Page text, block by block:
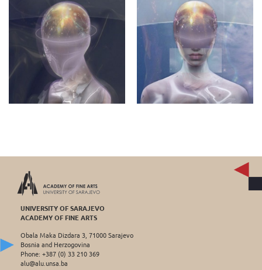
UNIVERSITY OF SARAJEVO
ACADEMY OF FINE ARTS
Obala Maka Dizdara 3, 71000 Sarajevo
Bosnia and Herzogovina
Phone: +387 (0) 33 210 369
alu@alu.unsa.ba